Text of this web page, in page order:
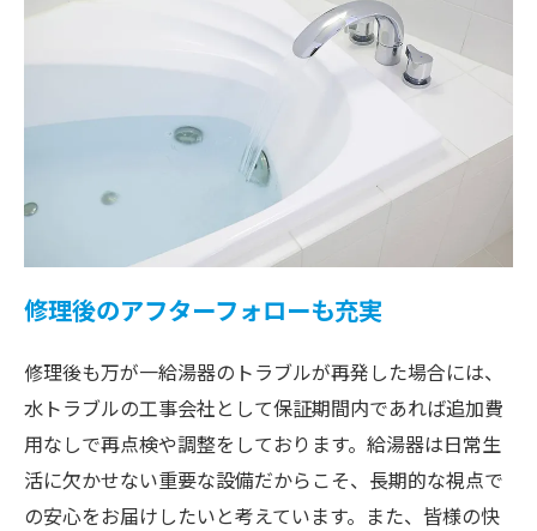
修理後のアフターフォローも充実
修理後も万が一給湯器のトラブルが再発した場合には、
水トラブルの工事会社として保証期間内であれば追加費
用なしで再点検や調整をしております。給湯器は日常生
活に欠かせない重要な設備だからこそ、長期的な視点で
の安心をお届けしたいと考えています。また、皆様の快